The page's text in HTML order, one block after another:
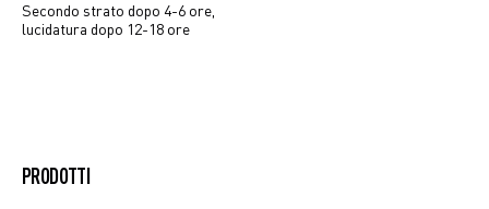
Secondo strato dopo 4-6 ore,
lucidatura dopo 12-18 ore
PRODOTTI